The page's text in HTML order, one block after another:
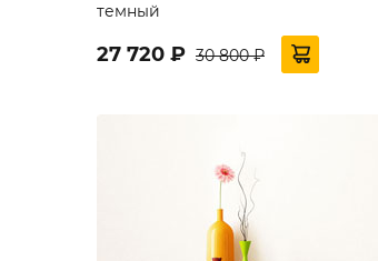
темный
27 720 ₽ 30 800 ₽